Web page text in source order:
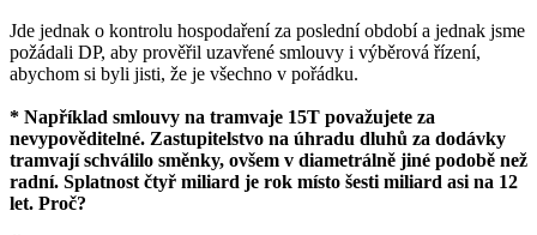
Jde jednak o kontrolu hospodaření za poslední období a jednak jsme
požádali DP, aby prověřil uzavřené smlouvy i výběrová řízení,
abychom si byli jisti, že je všechno v pořádku.
* Například smlouvy na tramvaje 15T považujete za
nevypověditelné. Zastupitelstvo na úhradu dluhů za dodávky
tramvají schválilo směnky, ovšem v diametrálně jiné podobě než
radní. Splatnost čtyř miliard je rok místo šesti miliard asi na 12
let. Proč?